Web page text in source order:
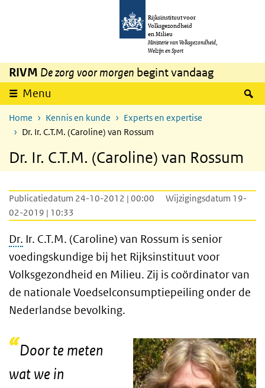
Overslaan en naar de inhoud gaan
Rijksinstituut voor
Volksgezondheid
en Milieu
Ministerie van Volksgezondheid,
Welzijn en Sport
RIVM De zorg voor morgen begint vandaag
Menu
Home Kennis en kunde
Experts en expertise
Dr. Ir. C.T.M. (Caroline) van Rossum
Dr. Ir. C.T.M. (Caroline) van Rossum
Publicatiedatum 24-10-2012 | 00:00
Wijzigingsdatum 19-
02-2019 | 10:33
Dr. Ir. C.T.M. (Caroline) van Rossum is senior
voedingskundige bij het Rijksinstituut voor
Volksgezondheid en Milieu. Zij is coördinator van
de nationale Voedselconsumptiepeiling onder de
Nederlandse bevolking.
Door te meten
wat we in